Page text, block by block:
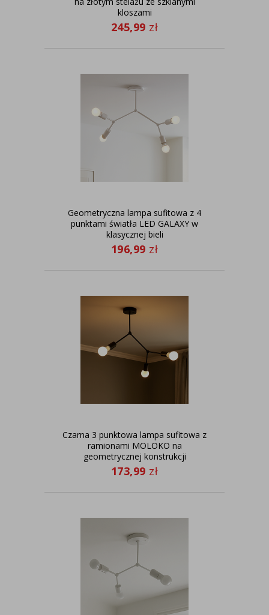
kloszami
245,99 zł
Geometryczna lampa sufitowa z 4
punktami światła LED GALAXY w
klasycznej bieli
196,99 zł
Czarna 3 punktowa lampa sufitowa z
ramionami MOLOKO na
geometrycznej konstrukcji
173,99 zł